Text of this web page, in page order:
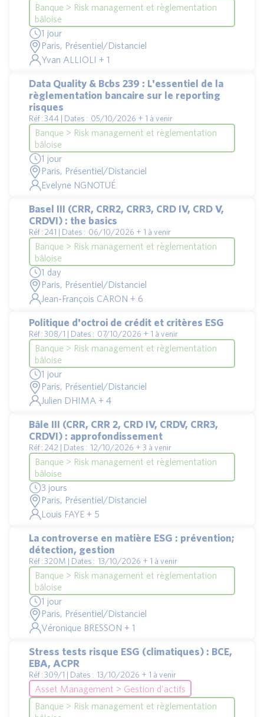
Banque > Risk management et règlementation
bâloise
1 jour
Paris, Présentiel/Distanciel
Yvan ALLIOLI + 1
Data Quality & Bcbs 239 : L'essentiel de la
règlementation bancaire sur le reporting
risques
Réf : 344 | Dates : 05/10/2026 + 1 à venir
Banque > Risk management et règlementation
bâloise
1 jour
Paris, Présentiel/Distanciel
Evelyne NGNOTUÉ
Basel III (CRR, CRR2, CRR3, CRD IV, CRD V,
CRDVI) : the basics
Réf : 241 | Dates : 06/10/2026 + 1 à venir
Banque > Risk management et règlementation
bâloise
1 day
Paris, Présentiel/Distanciel
Jean-François CARON + 6
Politique d'octroi de crédit et critères ESG
Réf : 308/1 | Dates : 07/10/2026 + 1 à venir
Banque > Risk management et règlementation
bâloise
1 jour
Paris, Présentiel/Distanciel
Julien DHIMA + 4
Bâle III (CRR, CRR 2, CRD IV, CRDV, CRR3,
CRDVI) : approfondissement
Réf : 242 | Dates : 12/10/2026 + 3 à venir
Banque > Risk management et règlementation
bâloise
3 jours
Paris, Présentiel/Distanciel
Louis FAYE + 5
La controverse en matière ESG : prévention;
détection, gestion
Réf : 320M | Dates : 13/10/2026 + 1 à venir
Banque > Risk management et règlementation
bâloise
1 jour
Paris, Présentiel/Distanciel
Véronique BRESSON + 1
Stress tests risque ESG (climatiques) : BCE,
EBA, ACPR
Réf : 309/1 | Dates : 13/10/2026 + 1 à venir
Asset Management > Gestion d'actifs
Banque > Risk management et règlementation